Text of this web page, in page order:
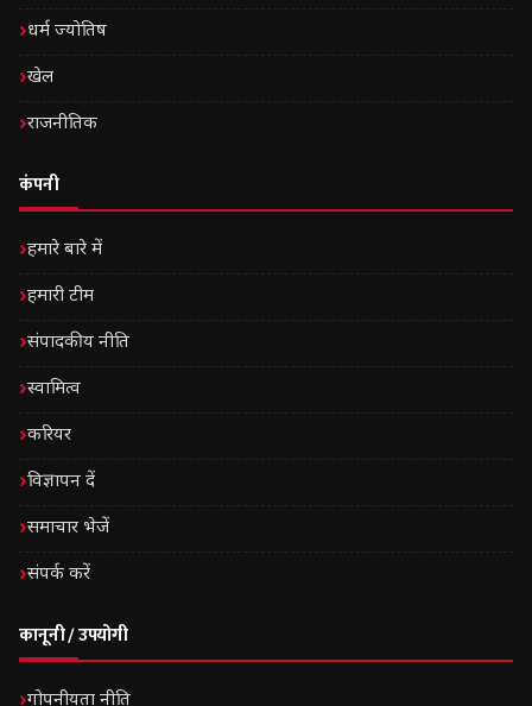
धर्म ज्योतिष
खेल
राजनीतिक
कंपनी
हमारे बारे में
हमारी टीम
संपादकीय नीति
स्वामित्व
करियर
विज्ञापन दें
समाचार भेजें
संपर्क करें
कानूनी / उपयोगी
गोपनीयता नीति